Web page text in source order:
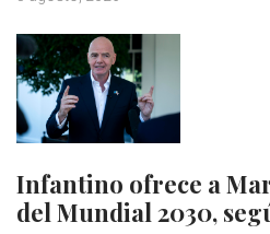
Infantino ofrece a
del Mundial 2030,